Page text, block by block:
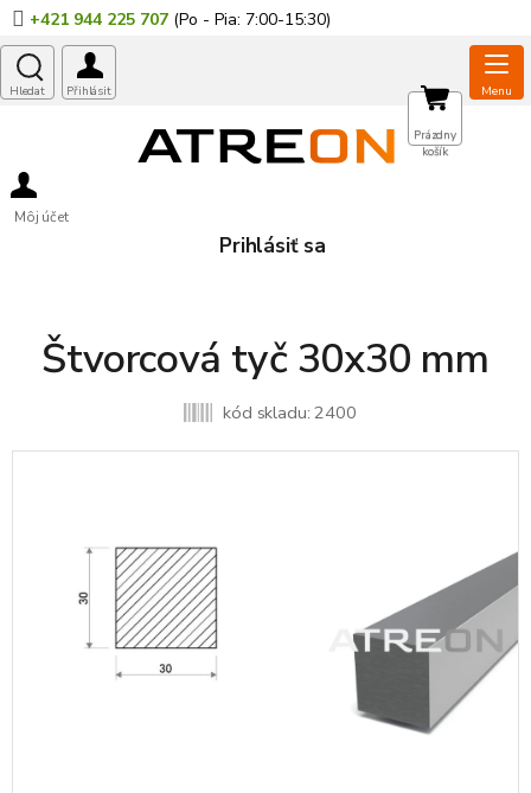
Prejsť
na
obsah
+421 944 225 707
Môj účet
Prihlásiť sa
NÁKUPNÝ
KOŠÍK
Prázdny
košík
Štvorcová tyč 30x30 mm
kód skladu: 2400